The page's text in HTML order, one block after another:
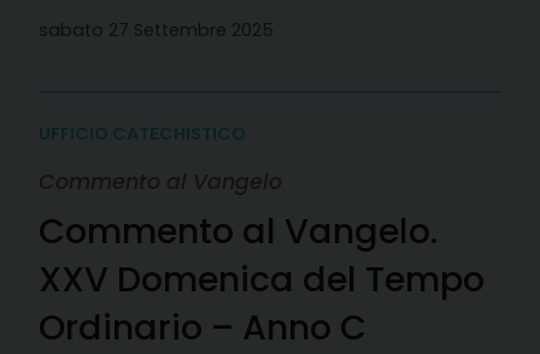
sabato 27 Settembre 2025
UFFICIO CATECHISTICO
Commento al Vangelo
Commento al Vangelo.
XXV Domenica del Tempo
Ordinario – Anno C